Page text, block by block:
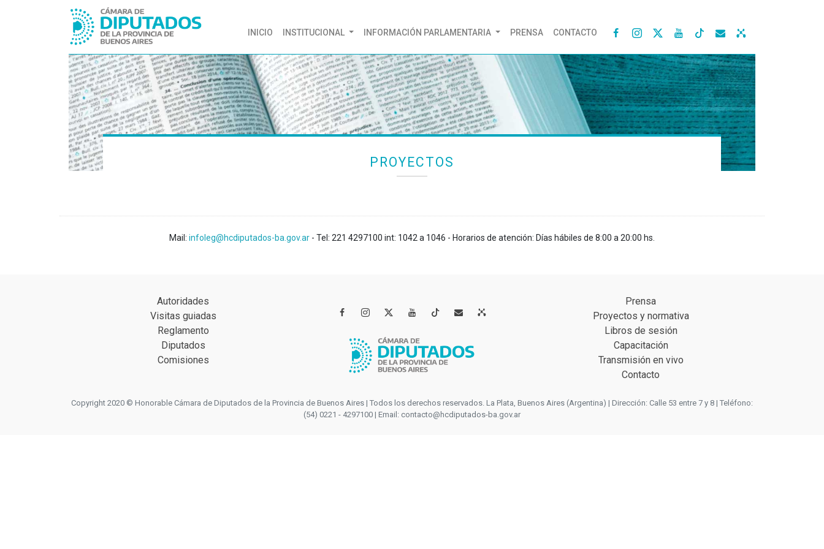
INICIO (CURRENT)
INSTITUCIONAL INFORMACIÓN PARLAMENTARIA PRENSA CONTACTO    
PROYECTOS
Mail: infoleg@hcdiputados-ba.gov.ar - Tel: 221 4297100 int: 1042 a 1046 - Horarios de atención: Días hábiles de 8:00 a 20:00 hs.
Autoridades
Visitas guiadas
Reglamento
Diputados
Comisiones
   
Prensa
Proyectos y normativa
Libros de sesión
Capacitación
Transmisión en vivo
Contacto
Copyright 2020 © Honorable Cámara de Diputados de la Provincia de Buenos Aires | Todos los derechos reservados. La Plata, Buenos Aires (Argentina) | Dirección: Calle 53 entre 7 y 8 | Teléfono:
(54) 0221 - 4297100 | Email: contacto@hcdiputados-ba.gov.ar